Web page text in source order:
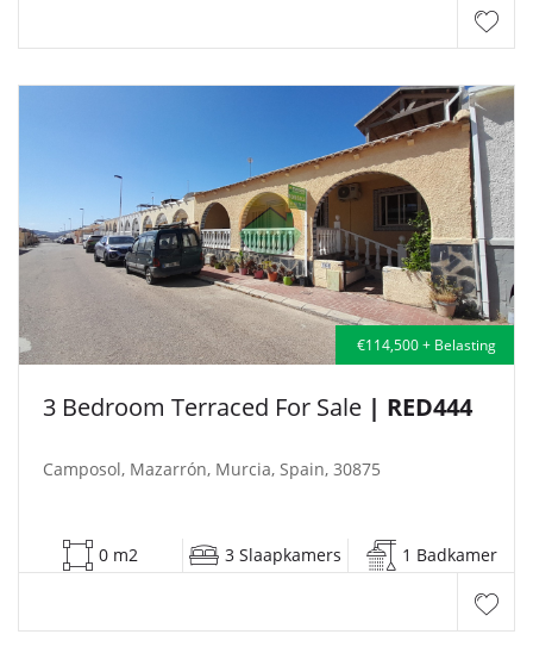
€114,500 + Belasting
3 Bedroom Terraced For Sale | RED444
Camposol, Mazarrón, Murcia, Spain, 30875
0 m2 3 Slaapkamers 1 Badkamer